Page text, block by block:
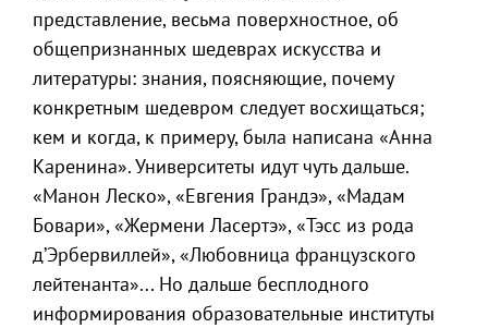
представление, весьма поверхностное, об
общепризнанных шедеврах искусства и
литературы: знания, поясняющие, почему
конкретным шедевром следует восхищаться;
кем и когда, к примеру, была написана «Анна
Каренина». Университеты идут чуть дальше.
«Манон Леско», «Евгения Грандэ», «Мадам
Бовари», «Жермени Ласертэ», «Тэсс из рода
д’Эрбервиллей», «Любовница французского
лейтенанта»... Но дальше бесплодного
информирования образовательные институты